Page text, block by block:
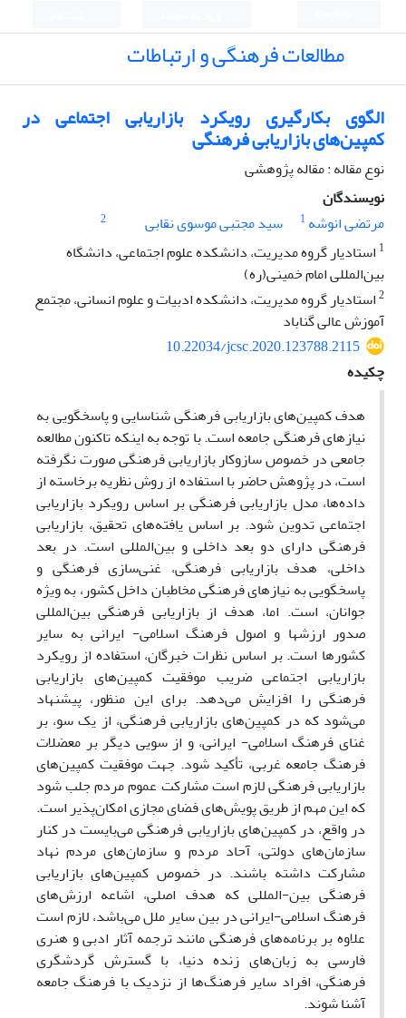
مطالعات فرهنگی و ارتباطات
الگوی بکارگیری رویکرد بازاریابی اجتماعی در
کمپین‌های بازاریابی فرهنگی
نوع مقاله : مقاله پژوهشی
نویسندگان
مرتضی انوشه 1 سید مجتبی موسوی نقابی
2
1 استادیار گروه مدیریت، دانشکده علوم اجتماعی، دانشگاه
بین‌المللی امام خمینی(ره)
2استادیار گروه مدیریت، دانشکده ادبیات و علوم انسانی، مجتمع
آموزش عالی گناباد
10.22034/jcsc.2020.123788.2115
چکیده
هدف کمپین‌های بازاریابی فرهنگی شناسایی و پاسخگویی به
نیازهای فرهنگی جامعه است. با توجه به اینکه تاکنون مطالعه
جامعی در خصوص سازوکار بازاریابی فرهنگی صورت نگرفته
است، در پژوهش حاضر با استفاده از روش نظریه برخاسته از
داده‌ها، مدل بازاریابی فرهنگی بر اساس رویکرد بازاریابی
اجتماعی تدوین شود. بر اساس یافته‌های تحقیق، بازاریابی
فرهنگی دارای دو بعد داخلی و بین‌المللی است. در بعد
داخلی، هدف بازاریابی فرهنگی، غنی‌سازی فرهنگی و
پاسخگویی به نیازهای فرهنگی مخاطبان داخل کشور، به ویژه
جوانان، است. اما، هدف از بازاریابی فرهنگی بین‌المللی
صدور ارزش‏ها و اصول فرهنگ اسلامی- ایرانی به سایر
کشورها است. بر اساس نظرات خبرگان، استفاده از رویکرد
بازاریابی اجتماعی ضریب موفقیت کمپین‌های بازاریابی
فرهنگی را افزایش می‌دهد. برای این منظور، پیشنهاد
می‌شود که در کمپین‌های بازاریابی فرهنگی، از یک سو، بر
غنای فرهنگ اسلامی- ایرانی، و از سویی دیگر بر معضلات
فرهنگ جامعه غربی، تأکید شود. جهت موفقیت کمپین‌های
بازاریابی فرهنگی لازم است مشارکت عموم مردم جلب شود
که این مهم از طریق پویش‌های فضای مجازی امکان‌پذیر است.
در واقع، در کمپین‌های بازاریابی فرهنگی می‌بایست در کنار
سازمان‌های دولتی، آحاد مردم و سازمان‌های مردم نهاد
مشارکت داشته باشند. در خصوص کمپین‌های بازاریابی
فرهنگی بین-المللی که هدف اصلی، اشاعه ارزش‌های
فرهنگ اسلامی-ایرانی در بین سایر ملل می‌باشد، لازم است
علاوه بر برنامه‌های فرهنگی مانند ترجمه آثار ادبی و هنری
فارسی به زبان‌های زنده دنیا، با گسترش گردشگری
فرهنگی، افراد سایر فرهنگ‌ها از نزدیک با فرهنگ جامعه
آشنا شوند.